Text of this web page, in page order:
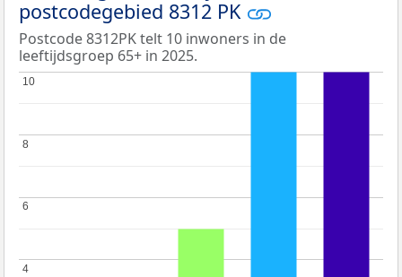
postcodegebied 8312 PK
Postcode 8312PK telt 10 inwoners in de
leeftijdsgroep 65+ in 2025.
4
4
6
6
8
8
10
10